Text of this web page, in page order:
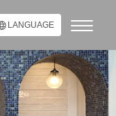
LANGUAGE